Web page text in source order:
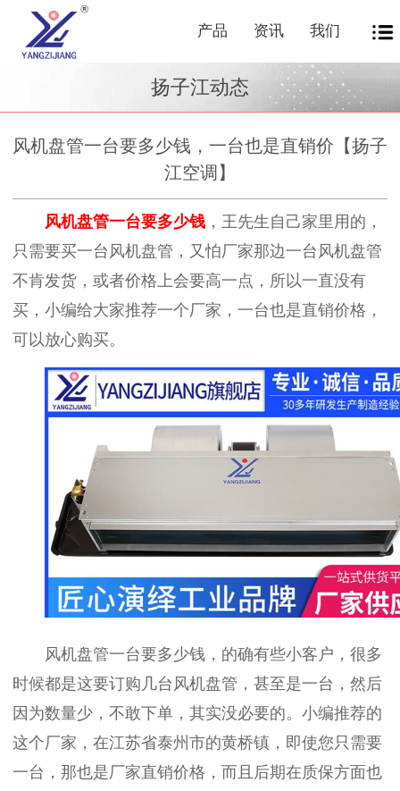
产品 资讯 我们
扬子江动态
风机盘管一台要多少钱，一台也是直销价【扬子
江空调】
风机盘管一台要多少钱 ，王先生自己家里用的，
只需要买一台风机盘管，又怕厂家那边一台风机盘管
不肯发货，或者价格上会要高一点，所以一直没有
买，小编给大家推荐一个厂家，一台也是直销价格，
可以放心购买。
风机盘管一台要多少钱，的确有些小客户，很多
时候都是这要订购几台风机盘管，甚至是一台，然后
因为数量少，不敢下单，其实没必要的。小编推荐的
这个厂家，在江苏省泰州市的黄桥镇，即使您只需要
一台，那也是厂家直销价格，而且后期在质保方面也